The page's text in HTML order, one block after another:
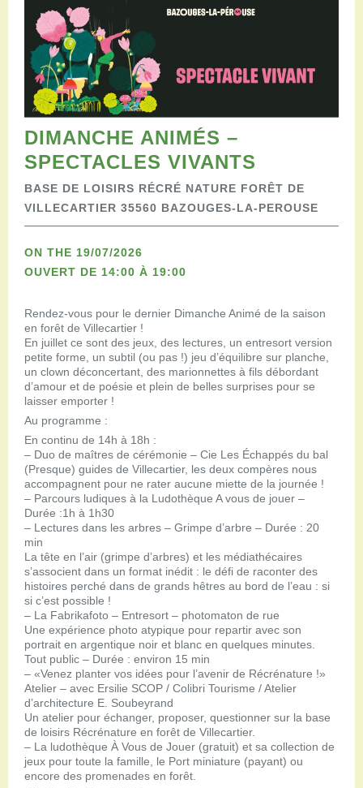
Campervan areas
Reception rooms
Picnic areas
Hike
Hiking
Cycling Trails
Horse riding
Agenda
Practical
Contact us
Documents to download
Accessible tourism
Professionals
DIMANCHE ANIMÉS –
SPECTACLES VIVANTS
BASE DE LOISIRS RÉCRÉ NATURE FORÊT DE
VILLECARTIER 35560 BAZOUGES-LA-PEROUSE
ON THE 19/07/2026
OUVERT DE 14:00 À 19:00
Rendez-vous pour le dernier Dimanche Animé de la saison
en forêt de Villecartier !
En juillet ce sont des jeux, des lectures, un entresort version
petite forme, un subtil (ou pas !) jeu d’équilibre sur planche,
un clown déconcertant, des marionnettes à fils débordant
d’amour et de poésie et plein de belles surprises pour se
laisser emporter !
Au programme :
En continu de 14h à 18h :
– Duo de maîtres de cérémonie – Cie Les Échappés du bal
(Presque) guides de Villecartier, les deux compères nous
accompagnent pour ne rater aucune miette de la journée !
– Parcours ludiques à la Ludothèque A vous de jouer –
Durée :1h à 1h30
– Lectures dans les arbres – Grimpe d’arbre – Durée : 20
min
La tête en l’air (grimpe d’arbres) et les médiathécaires
s’associent dans un format inédit : le défi de raconter des
histoires perché dans de grands hêtres au bord de l’eau : si
si c’est possible !
– La Fabrikafoto – Entresort – photomaton de rue
Une expérience photo atypique pour repartir avec son
portrait en argentique noir et blanc en quelques minutes.
Tout public – Durée : environ 15 min
– «Venez planter vos idées pour l’avenir de Récrénature !»
Atelier – avec Ersilie SCOP / Colibri Tourisme / Atelier
d’architecture E. Soubeyrand
Un atelier pour échanger, proposer, questionner sur la base
de loisirs Récrénature en forêt de Villecartier.
– La ludothèque À Vous de Jouer (gratuit) et sa collection de
jeux pour toute la famille, le Port miniature (payant) ou
encore des promenades en forêt.